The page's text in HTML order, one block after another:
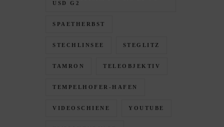
USD G2
SPAETHERBST
STECHLINSEE STEGLITZ
TAMRON TELEOBJEKTIV
TEMPELHOFER-HAFEN
VIDEOSCHIENE YOUTUBE